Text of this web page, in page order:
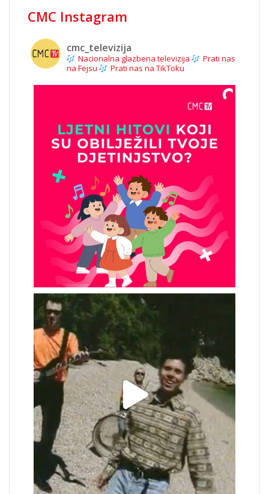
CMC Instagram
cmc_televizija
Nacionalna glazbena televizija
Prati nas
na Fejsu
Prati nas na TikToku